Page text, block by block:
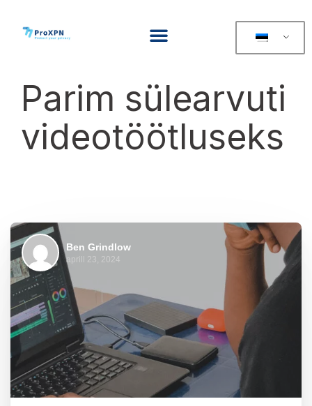
Parim sülearvuti
videotöötluseks
Ben Grindlow
aprill 23, 2024